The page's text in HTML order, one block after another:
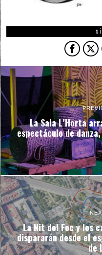
La Sala L’Horta
espectáculo de
La Nit del Foc y los
dispararán desde el
de